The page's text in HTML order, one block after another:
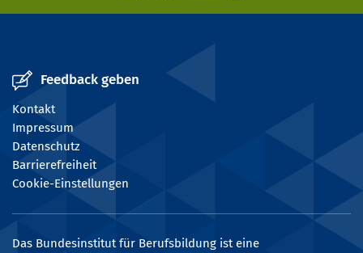
Feedback geben
Kontakt
Impressum
Datenschutz
Barrierefreiheit
Cookie-Einstellungen
Das Bundesinstitut für Berufsbildung ist eine